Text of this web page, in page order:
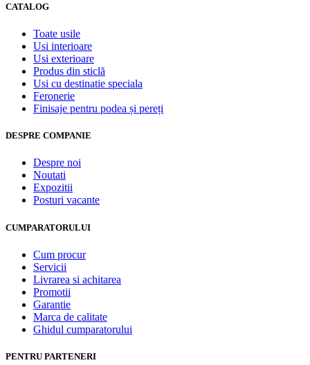
CATALOG
Toate usile
Usi interioare
Usi exterioare
Produs din sticlă
Usi cu destinatie speciala
Feronerie
Finisaje pentru podea și pereți
DESPRE COMPANIE
Despre noi
Noutati
Expozitii
Posturi vacante
CUMPARATORULUI
Cum procur
Servicii
Livrarea si achitarea
Promotii
Garantie
Marca de calitate
Ghidul cumparatorului
PENTRU PARTENERI